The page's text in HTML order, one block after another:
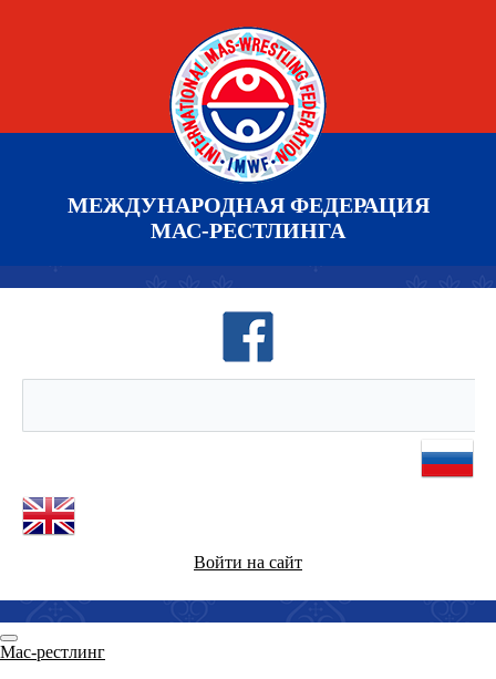
МЕЖДУНАРОДНАЯ ФЕДЕРАЦИЯ
МАС-РЕСТЛИНГА
Войти на сайт
Мас-рестлинг